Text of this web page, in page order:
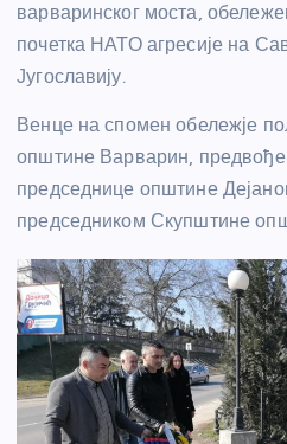
варваринског моста,
почетка НАТО агресије на
Југославију.
Венце на спомен обележје
општине Варварин,
председнице општине
председником Скупштине